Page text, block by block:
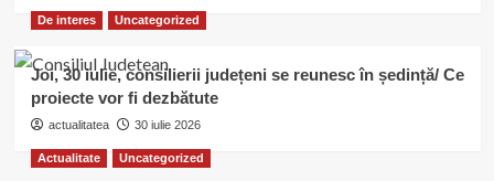
De interes Uncategorized
Joi, 30 iulie, consilierii județeni se reunesc în ședință/ Ce
proiecte vor fi dezbătute
actualitatea 30 iulie 2026
Actualitate Uncategorized